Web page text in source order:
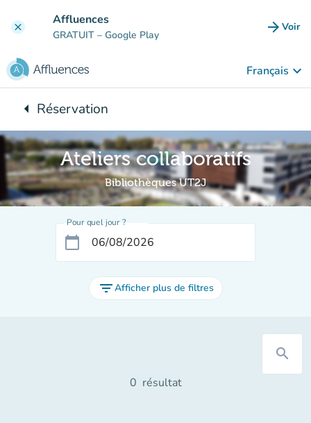
clear Affluences
GRATUIT – Google Play arrow_forward Voir
Français keyboard_arrow_down
arrow_leftRetour à :
Réservation
Ateliers collaboratifs
Bibliothèques UT2J
Pour quel jour ?
calendar_today
filter_listAfficher plus de filtres
search
0 résultat